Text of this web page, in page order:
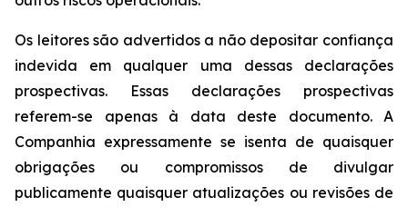
Os leitores são advertidos a não depositar confiança
indevida em qualquer uma dessas declarações
prospectivas. Essas declarações prospectivas
referem-se apenas à data deste documento. A
Companhia expressamente se isenta de quaisquer
obrigações ou compromissos de divulgar
publicamente quaisquer atualizações ou revisões de